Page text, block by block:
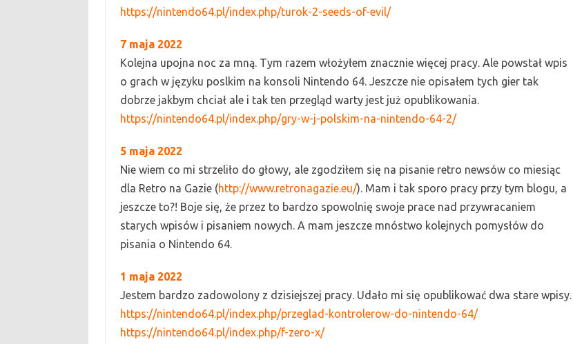
https://nintendo64.pl/index.php/turok-2-seeds-of-evil/
7 maja2022
Kolejna upojna noc za mną. Tym razem włożyłem znacznie więcej pracy. Ale powstał wpis
o grach w języku poslkim na konsoli Nintendo 64. Jeszcze nie opisałem tych gier tak
dobrze jakbym chciał ale i tak ten przegląd warty jest już opublikowania.
https://nintendo64.pl/index.php/gry-w-j-polskim-na-nintendo-64-2/
5 maja2022
Nie wiem co mi strzeliło do głowy, ale zgodziłem się na pisanie retro newsów co miesiąc
dla Retro na Gazie (http://www.retronagazie.eu/).Mam i tak sporo pracy przy tym blogu, a
jeszcze to?! Boje się, że przez to bardzo spowolnię swoje prace nad przywracaniem
starych wpisów i pisaniem nowych. A mam jeszcze mnóstwo kolejnych pomysłów do
pisania o Nintendo 64.
1 maja2022
Jestem bardzo zadowolony z dzisiejszej pracy. Udało mi się opublikować dwa stare wpisy.
https://nintendo64.pl/index.php/przeglad-kontrolerow-do-nintendo-64/
https://nintendo64.pl/index.php/f-zero-x/